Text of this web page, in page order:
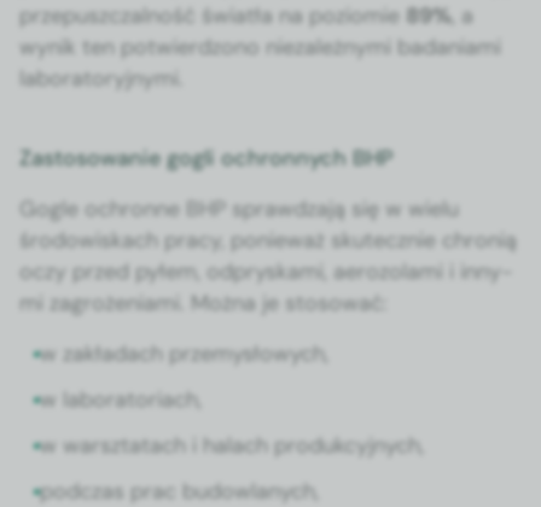
prze­puszczal­ność światła na poziomie 89% , a
wynik ten potwierd­zono nieza­leżny­mi bada­ni­a­mi
lab­o­ra­to­ryjny­mi.
Zastosowanie gogli ochronnych BHP
Gogle ochronne BHP sprawdza­ją się w wielu
środowiskach pra­cy, ponieważ skutecznie chronią
oczy przed pyłem, odpryska­mi, aero­zo­la­mi i inny­
mi zagroże­ni­a­mi. Moż­na je stosować:
w zakładach prze­mysłowych,
w lab­o­ra­to­ri­ach,
w warsz­tat­ach i halach pro­duk­cyjnych,
pod­czas prac budowlanych,